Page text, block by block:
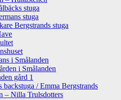
stuga
stuga
Bergstrands stuga
i Smålanden
i Smålanden
gård 1
backstuga / Emma Bergstrands
– Nilla Trulsdotters